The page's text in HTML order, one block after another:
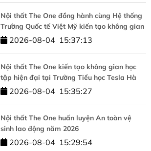
Nội thất The One đồng hành cùng Hệ thống
Trường Quốc tế Việt Mỹ kiến tạo không gian
học tập chuẩn quốc tế
2026-08-04 15:37:13
Nội thất The One kiến tạo không gian học
tập hiện đại tại Trường Tiểu học Tesla Hà
Nội2026-08-04 15:35:27
Nội thất The One huấn luyện An toàn vệ
sinh lao động năm 2026
2026-08-04 15:29:54